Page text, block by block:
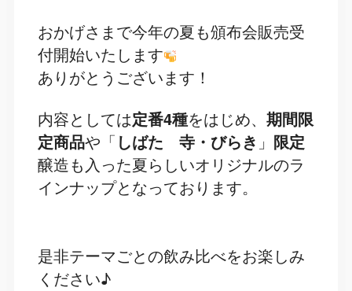
おかげさまで今年の夏も頒布会販売受
付開始いたします
ありがとうございます！
内容としては定番4種をはじめ、 期間限
定商品や「 しばた 寺・びらき 」 限定
醸造も入った夏らしいオリジナルのラ
インナップとなっております。
是非テーマごとの飲み比べをお楽しみ
ください♪